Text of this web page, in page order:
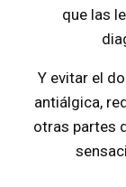
que las
Y evitar el
antiálgica,
otras partes